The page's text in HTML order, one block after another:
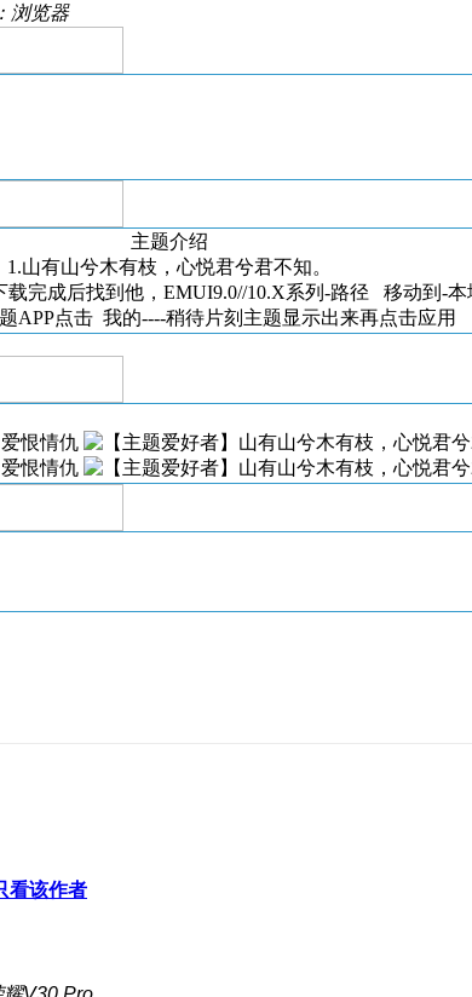
浏览器
主题介绍
1.山有山兮木有枝，心悦君兮君不知。
完成后找到他，EMUI9.0//10.X系列-路径 移动到-本
APP点击 我的----稍待片刻主题显示出来再点击应用
看该作者